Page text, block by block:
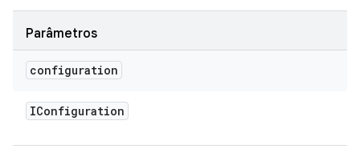
Parâmetros
configuration
IConfiguration